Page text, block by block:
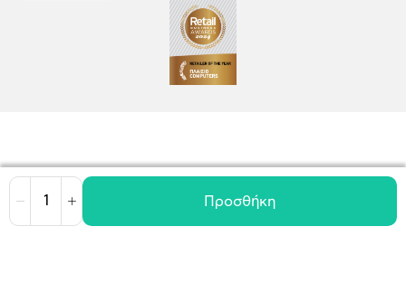
Μείωση Αύξηση Προσθήκη